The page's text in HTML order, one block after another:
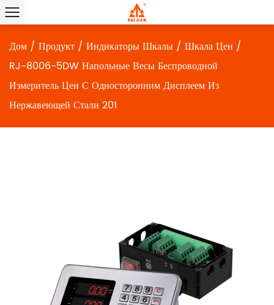
Дом / Продукт / Индикаторы Шкалы / Шкала Цен /
RJ-8006-5DW Напольные Весы Беспроводной
Измеритель Цен С Односторонним Дисплеем Из
Нержавеющей Стали 201